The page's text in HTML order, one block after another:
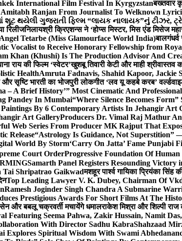
International Film Festival In Kyrgyzstanबख्तवार
Ranjan From Journalist To Welknown
શૂટ થયેલી ગુજરાતી ફિલ્મ “લાયક નાલાયક”નું ટીઝર,
रिलीजनिलायश्री क्रिएशन्स ने ‘होप्स मिस्टर, मिस एंड मिसेज
Tetarbe (Miss Glamourface World India)बालगंधर्व
Vocalist to Receive Honorary Fellowship from
Khan (Khushi) Is The Production Advisor And
राय की फिल्म ‘स्वेटर’खुशबू तिवारी केटी और माही श्रीवास्तव
HealthAmruta Fadnavis, Shahid Kapoor, Jackie
और सृष्टि भारती का भोजपुरी लोकगीत ‘लव यू कहबे करब’
– A Brief History’” Most Cinematic And
Pandey In Mumbai“Where Silence Becomes
By 6 Contemporary Artists In Jehangir Art
Art GalleryProducers Dr. Vimal Raj Mathur
Web Series From Producer MK Rajput That
Release“Astrology Is Guidance, Not Superstition”
World By Storm‘Carry On Jatta’ Fame Punjabi
Court OrderProgressive Foundation Of
Samarth Panel Registers Resounding
Tai Shripatrao Gaikwadमशहूर पार्श्व गायिका प्रियंका सिंह
Top Leading Lawyer V. K. Dubey, Chairman Of
Ramesh Joginder Singh Chandra A Submarine
Prestigious Awards For Short Films At The
सेन और बबलू चक्रवर्ती मचायेंगे धमालराकेश मिश्रा और शिल्पी राज
Featuring Seema Pahwa, Zakir Hussain, Namit
With Director Sadhu KabraShahzaad
Explores Spiritual Wisdom With Swami